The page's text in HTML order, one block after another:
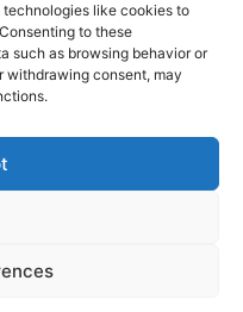
like cookies to
to these
such as browsing behavior or
withdrawing consent, may
Made with
living, lifestyle,
your time and